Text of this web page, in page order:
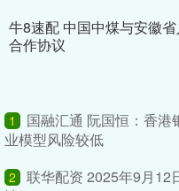
牛8速配 中国中煤与安徽
合作协议
1
国融汇通 阮国恒：香
业模型风险较低
2
联华配资 2025年9月12